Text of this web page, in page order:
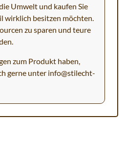
Umwelt und kaufen Sie
wirklich besitzen möchten.
zu sparen und teure
zum Produkt haben,
gerne unter info@stilecht-